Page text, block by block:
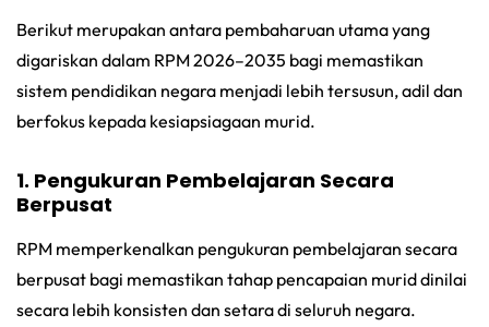
Berikut merupakan antara pembaharuan utama yang
digariskan dalam RPM 2026–2035 bagi memastikan
sistem pendidikan negara menjadi lebih tersusun, adil dan
berfokus kepada kesiapsiagaan murid.
1. Pengukuran Pembelajaran Secara
Berpusat
RPM memperkenalkan pengukuran pembelajaran secara
berpusat bagi memastikan tahap pencapaian murid dinilai
secara lebih konsisten dan setara di seluruh negara.